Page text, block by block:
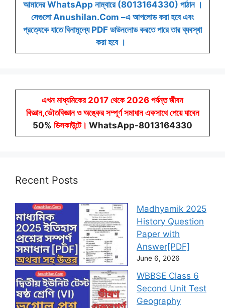
আমাদের WhatsApp নাম্বারে (8013164330) পাঠান ।
সেগুলো Anushilan.Com –এ আপলোড করা হবে এবং
প্রত্যেকে যাতে বিনামূল্যে PDF ডাউনলোড করতে পারে তার ব্যবস্থা
করা হবে ।
এখন মাধ্যমিকের 2017 থেকে 2026 পর্যন্ত জীবন
বিজ্ঞান,ভৌতবিজ্ঞান ও অঙ্কের সম্পূর্ণ সমাধান একসাথে পেয়ে যাবেন
50% ডিসকাউন্টে। WhatsApp-8013164330
Recent Posts
Madhyamik 2025
History Question
Paper with
Answer[PDF]
June 6, 2026
WBBSE Class 6
Second Unit Test
Geography